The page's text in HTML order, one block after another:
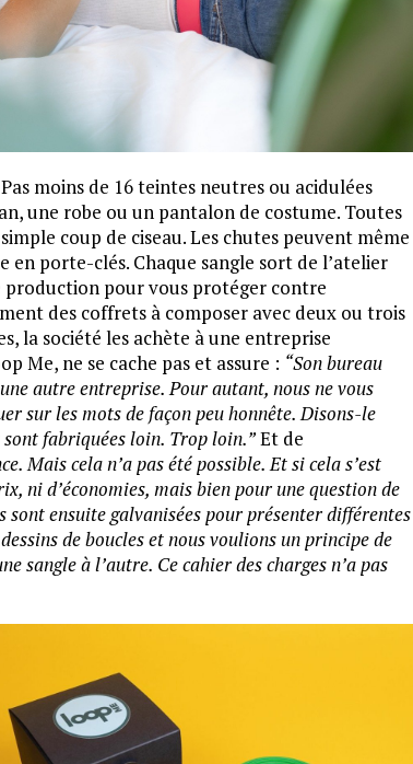
moins de 16 teintes neutres ou acidulées
une robe ou un pantalon de costume. Toutes
coup de ciseau. Les chutes peuvent même
en porte-clés. Chaque sangle sort de l’atelier
pour vous protéger contre
des coffrets à composer avec deux ou trois
la société les achète à une entreprise
Me, ne se cache pas et assure : “Son bureau
autre entreprise. Pour autant, nous ne vous
sur les mots de façon peu honnête. Disons-le
sont fabriquées loin. Trop loin.”Et de
Mais cela n’a pas été possible. Et si cela s’est
ni d’économies, mais bien pour une question de
ensuite galvanisées pour présenter différentes
de boucles et nous voulions un principe de
sangle à l’autre. Ce cahier des charges n’a pas